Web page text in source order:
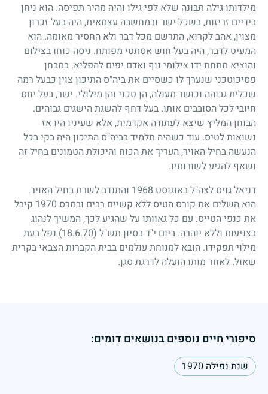
מילדותו גילה תבונה שלא לפי גילו והיה מהיר תפיסה. הוא ניחן
בידיים זריזות, בשכל ישר ובמחשבה עצמאית, היה בעל זכרון
מצוין, אהב לקרוא, התרשם מכל דבר ולא החסיר מאומה. הוא
המעיט לדבר, היה בעל חוש אסתטי מפותח. ניסה כוחו בצילום
והוציא מתחת ידו צילומי נוף ואדם יפים להפליא. במבחן
פסיכוטכני שנערך לו כשסיים את ביה"ס התיכון צוין כבעל רמה
שכלית גבוהה וכושר מעולה, הן טכני והן מילולי. ישר, בעל יחס
חיובי לכל הסובבים אותו. בעל דחף להשגת הישגים גבוהים.
הבוחן המליץ שיצא לעתודה אקדמית, אלא שעיניו היו אז
נשואות לטיס. עוד כשהיה תלמיד בביה"ס התיכון היה בקי בכל
הנעשה בחיל האויר, העריך את הכוח והיכולת הטמונים בחיל זה
ושאף להגיע לשורותיו.
דניאל גויס לצה"ל באוגוסט 1968 והתנדב לשרת בחיל האויר.
הוא השלים את קורס הטיס ללא קשיים רבים ובמרס 1970 קיבל
את כנפי הטייס. עם כל גאוותו על שהגיע לכך, המשיך לנהוג
בצניעות וללא יוהרה. ביום י"ד בסיון תש"ל (18.6.70)
נפל בעת
מילוי תפקידו. הובא למנוחת עולמים בבית הקברות הצבאי בקרית
שאול. לאחר מותו הועלה לדרגת סגן.
סיפורי חיים נוספים בנושאים דומים:
שנת נפילה 1970